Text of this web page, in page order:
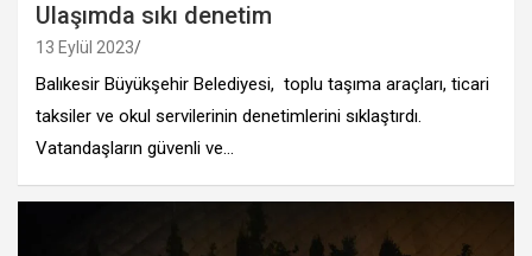
Ulaşımda sıkı denetim
13 Eylül 2023
Balıkesir Büyükşehir Belediyesi, toplu taşıma araçları, ticari
taksiler ve okul servilerinin denetimlerini sıklaştırdı.
Vatandaşların güvenli ve…